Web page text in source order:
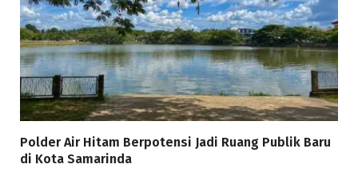
Polder Air Hitam Berpotensi Jadi Ruang Publik Baru
di Kota Samarinda